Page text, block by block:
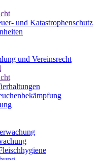
und Katastrophenschutz
und Vereinsrecht